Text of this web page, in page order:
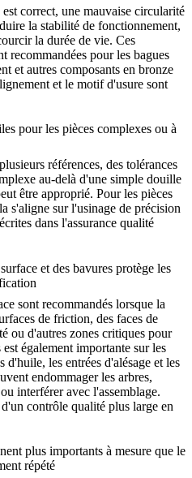
correct, une mauvaise circularité
la stabilité de fonctionnement,
la durée de vie. Ces
recommandées pour les bagues
et autres composants en bronze
et le motif d'usure sont
pour les pièces complexes ou à
références, des tolérances
au-delà d'une simple douille
être approprié. Pour les pièces
s'aligne surl'usinage de précision
dans l'assurance qualité
et des bavures protège les
sont recommandés lorsque la
de friction, des faces de
ou d'autres zones critiques pour
également importante sur les
les entrées d'alésage et les
endommager les arbres,
interférer avec l'assemblage.
contrôle qualité plus large en
plus importants à mesure que le
répété